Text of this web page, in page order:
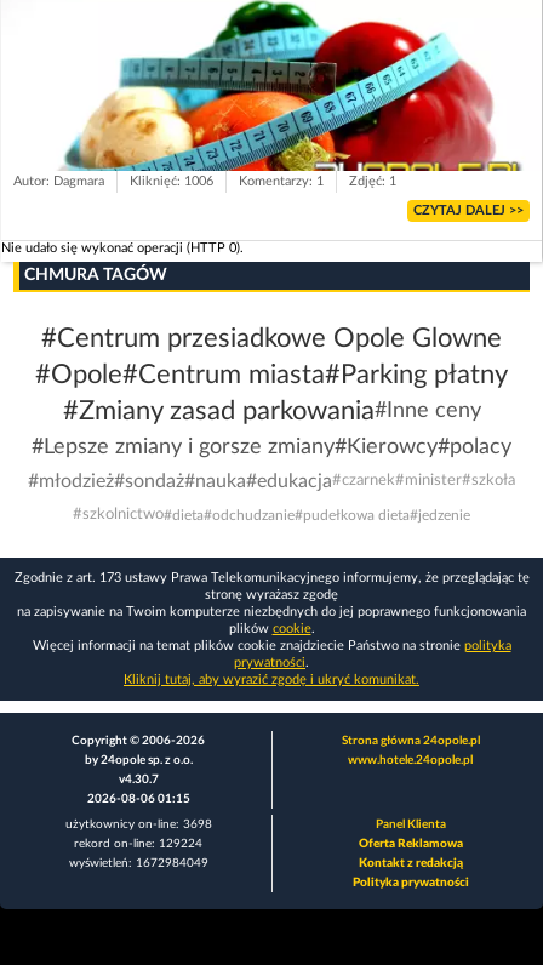
Autor: Dagmara Kliknięć: 1006 Komentarzy: 1 Zdjęć: 1
CZYTAJ DALEJ >>
Nie udało się wykonać operacji (HTTP 0).
CHMURA TAGÓW
#Centrum przesiadkowe Opole Glowne
#Opole#Centrum miasta#Parking płatny
#Zmiany zasad parkowania#Inne ceny
#Lepsze zmiany i gorsze zmiany#Kierowcy#polacy
#młodzież#sondaż#nauka#edukacja#czarnek#minister#szkoła
#szkolnictwo#dieta#odchudzanie#pudełkowa dieta#jedzenie
Zgodnie z art. 173 ustawy Prawa Telekomunikacyjnego informujemy, że przeglądając tę
stronę wyrażasz zgodę
na zapisywanie na Twoim komputerze niezbędnych do jej poprawnego funkcjonowania
plików cookie.
Więcej informacji na temat plików cookie znajdziecie Państwo na stronie polityka
prywatności.
Kliknij tutaj, aby wyrazić zgodę i ukryć komunikat.
Copyright © 2006-2026
by 24opole sp. z o.o.
v4.30.7
2026-08-06 01:15
Strona główna 24opole.pl
www.hotele.24opole.pl
użytkownicy on-line: 3698
rekord on-line: 129224
wyświetleń: 1672984049
Panel Klienta
Oferta Reklamowa
Kontakt z redakcją
Polityka prywatności